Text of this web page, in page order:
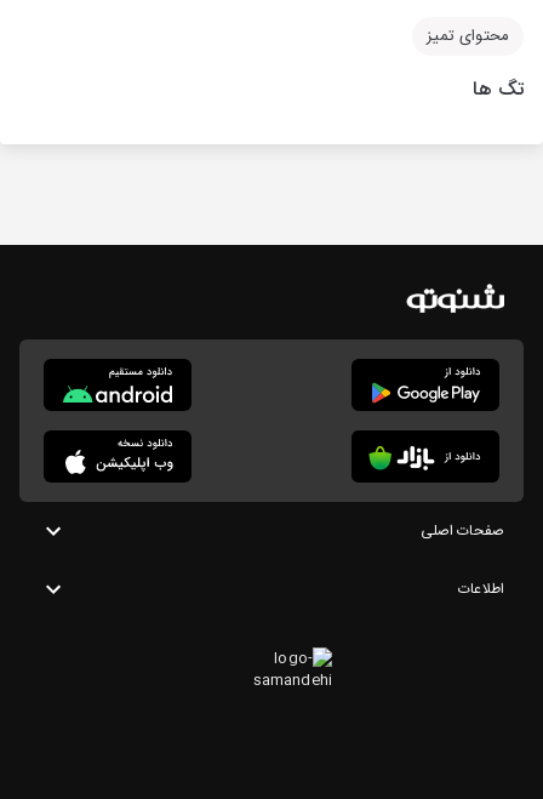
محتوای تمیز
تگ ها
صفحات اصلی
اطلاعات